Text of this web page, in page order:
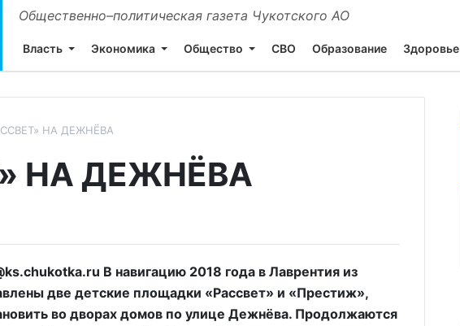
Общественно–политическая газета Чукотского АО
Власть Экономика Общество СВО Образование Здоровье
НА ДЕЖНЁВА
НА ДЕЖНЁВА
В навигацию 2018 года в Лаврентия из
две детские площадки «Рассвет» и «Престиж»,
во дворах домов по улице Дежнёва. Продолжаются